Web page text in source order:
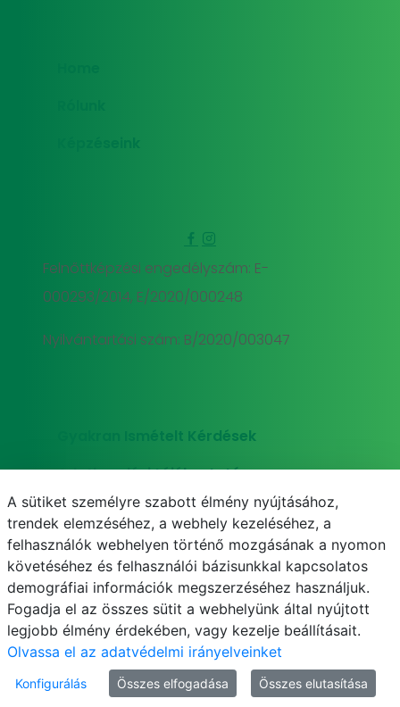
Felnőttképzési engedélyszám: E-
000293/2014, E/2020/000248
Nyilvántartási szám: B/2020/003047
Gyakran Ismételt Kérdések
Adatkezelési tájékoztató
Süti (cookie) tájékoztató
E-mail Telefonkönyv NEPTUN E-learning
© MATE 2021
A sütiket személyre szabott élmény nyújtásához,
trendek elemzéséhez, a webhely kezeléséhez, a
felhasználók webhelyen történő mozgásának a nyomon
követéséhez és felhasználói bázisunkkal kapcsolatos
demográfiai információk megszerzéséhez használjuk.
Fogadja el az összes sütit a webhelyünk által nyújtott
legjobb élmény érdekében, vagy kezelje beállításait.
Olvassa el az adatvédelmi irányelveinket
Konfigurálás Összes elfogadása Összes elutasítása